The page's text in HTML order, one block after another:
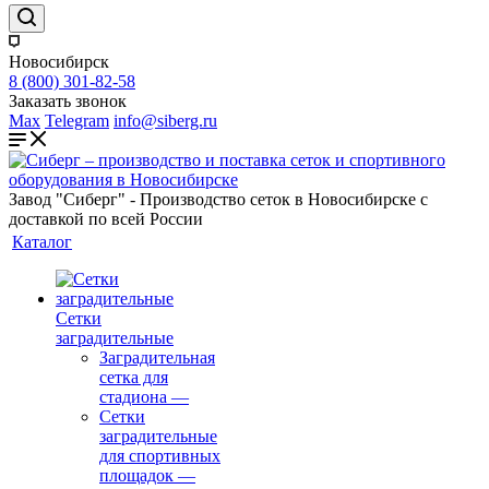
Новосибирск
8 (800) 301-82-58
Заказать звонок
Max Telegram info@siberg.ru
Завод "Сиберг" - Производство сеток в Новосибирске с
доставкой по всей России
Каталог
Сетки
заградительные
Заградительная
сетка для
стадиона —
Сетки
заградительные
для спортивных
площадок —